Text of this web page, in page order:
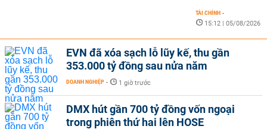
TÀI CHÍNH -
15:12 | 05/08/2026
EVN đã xóa sạch lỗ lũy kế, thu gần
353.000 tỷ đồng sau nửa năm
DOANH NGHIỆP - 1 giờ trước
DMX hút gần 700 tỷ đồng vốn ngoại
trong phiên thứ hai lên HOSE